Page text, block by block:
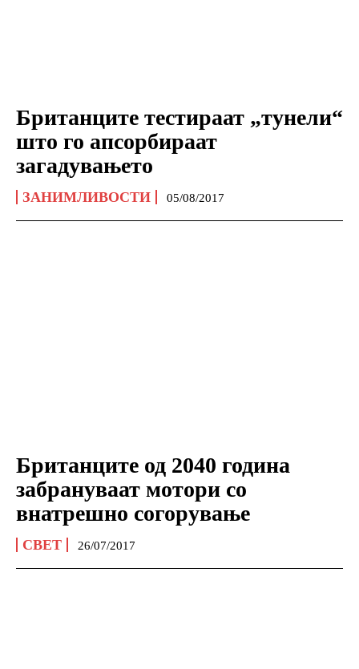
Британците тестираат „тунели“
што го апсорбираат
загадувањето
ЗАНИМЛИВОСТИ 05/08/2017
Британците од 2040 година
забрануваат мотори со
внатрешно согорување
СВЕТ 26/07/2017